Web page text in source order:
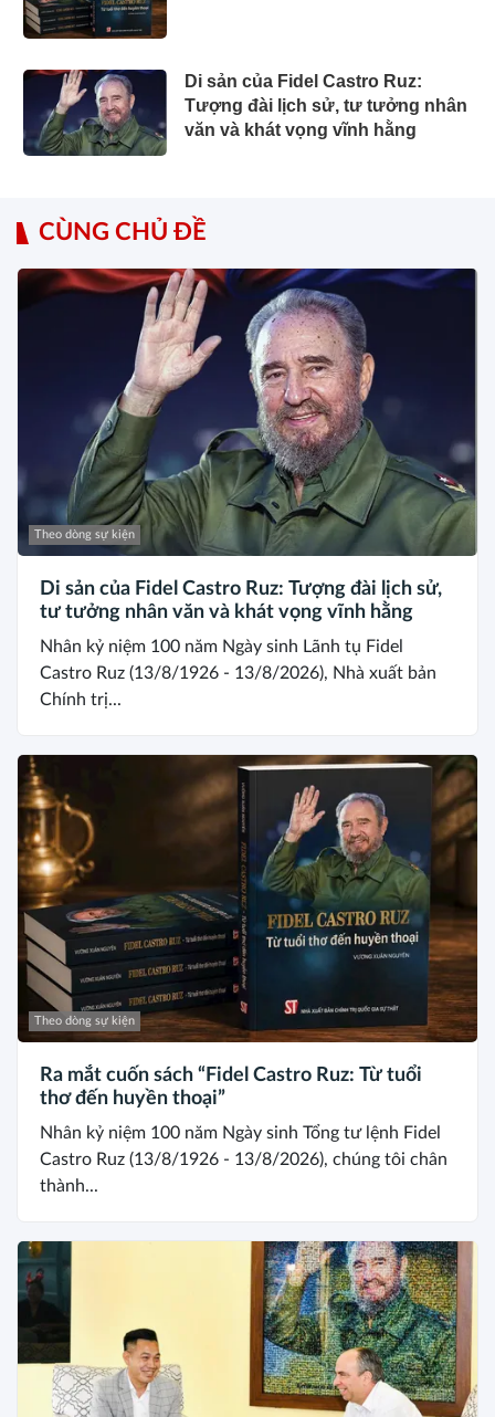
Di sản của Fidel Castro Ruz:
Tượng đài lịch sử, tư tưởng nhân
văn và khát vọng vĩnh hằng
CÙNG CHỦ ĐỀ
Theo dòng sự kiện
Di sản của Fidel Castro Ruz: Tượng đài lịch sử,
tư tưởng nhân văn và khát vọng vĩnh hằng
Nhân kỷ niệm 100 năm Ngày sinh Lãnh tụ Fidel
Castro Ruz (13/8/1926 - 13/8/2026), Nhà xuất bản
Chính trị...
Theo dòng sự kiện
Ra mắt cuốn sách “Fidel Castro Ruz: Từ tuổi
thơ đến huyền thoại”
Nhân kỷ niệm 100 năm Ngày sinh Tổng tư lệnh Fidel
Castro Ruz (13/8/1926 - 13/8/2026), chúng tôi chân
thành...